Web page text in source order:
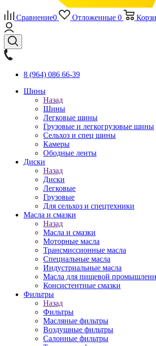
Сравнение0 Отложенные 0
8 (964) 086 66-39
Шины
Назад
Шины
Легковые шины
Грузовые и легкогрузовые шины
Сельхоз и спец шины
Камеры
Ободные ленты
Диски
Назад
Диски
Легковые
Грузовые
Для сельхоз и спецтехники
Масла и смазки
Назад
Масла и смазки
Моторные масла
Трансмиссионные масла
Специальные масла
Индустриальные масла
Масла для пищевой
Консистентные смазки
Фильтры
Назад
Фильтры
Масляные фильтры
Воздушные фильтры
Салонные фильтры